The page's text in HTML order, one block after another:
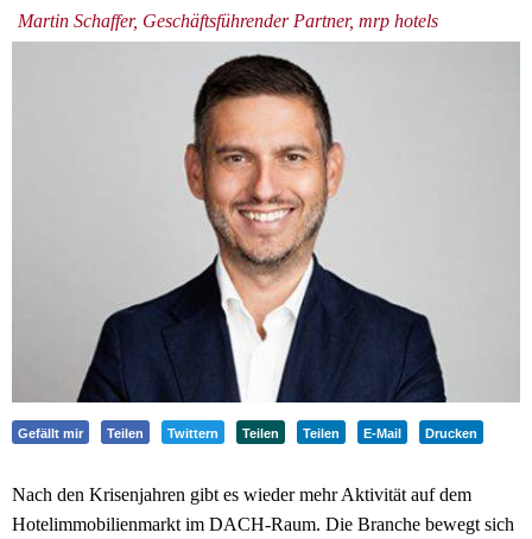
Martin Schaffer, Geschäftsführender Partner, mrp hotels
Gefällt mir Teilen Twittern Teilen Teilen E-Mail Drucken
Nach den Krisenjahren gibt es wieder mehr Aktivität auf dem
Hotelimmobilienmarkt im DACH-Raum. Die Branche bewegt sich